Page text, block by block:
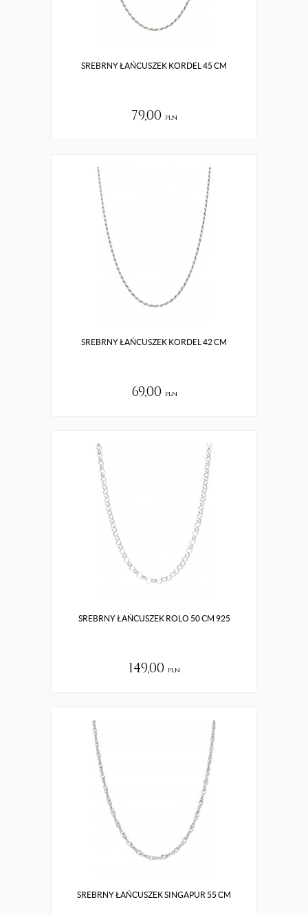
SREBRNY ŁAŃCUSZEK KORDEL 45 CM
79,00 pln
SREBRNY ŁAŃCUSZEK KORDEL 42 CM
69,00 pln
SREBRNY ŁAŃCUSZEK ROLO 50 CM 925
149,00 pln
SREBRNY ŁAŃCUSZEK SINGAPUR 55 CM